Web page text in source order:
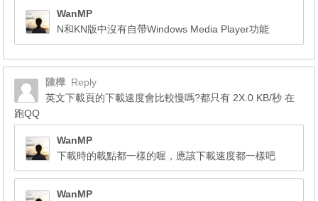
WanMP
N和KN版中沒有自帶Windows Media Player功能
陳樺 Reply
英文下載頁的下載速度會比較慢嗎?都只有 2X.0 KB/秒 在
跑QQ
WanMP
下載時的載點都一樣的喔，應該下載速度都一樣吧
WanMP